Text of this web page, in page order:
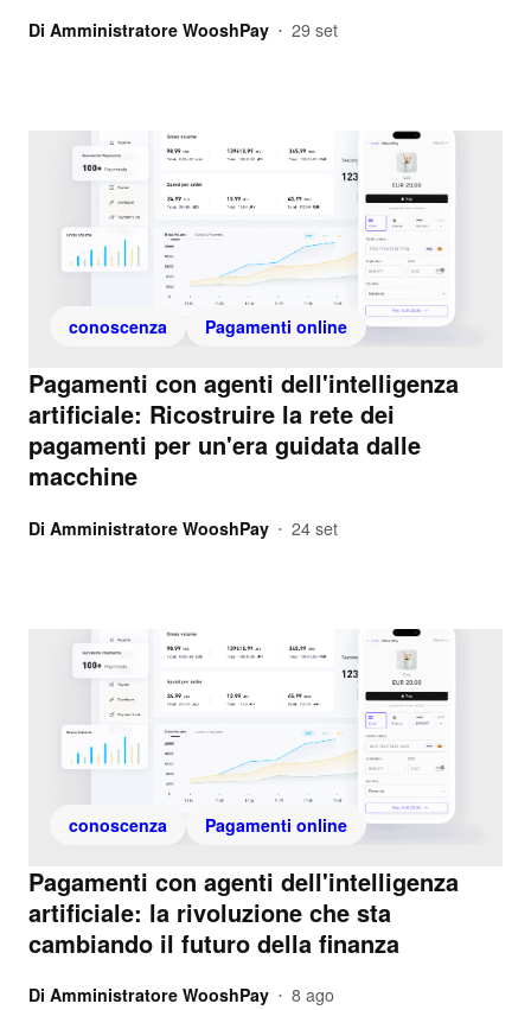
Di Amministratore WooshPay • 29 set
conoscenza Pagamenti online
Pagamenti con agenti dell'intelligenza
artificiale: Ricostruire la rete dei
pagamenti per un'era guidata dalle
macchine
Di Amministratore WooshPay • 24 set
conoscenza Pagamenti online
Pagamenti con agenti dell'intelligenza
artificiale: la rivoluzione che sta
cambiando il futuro della finanza
Di Amministratore WooshPay • 8 ago